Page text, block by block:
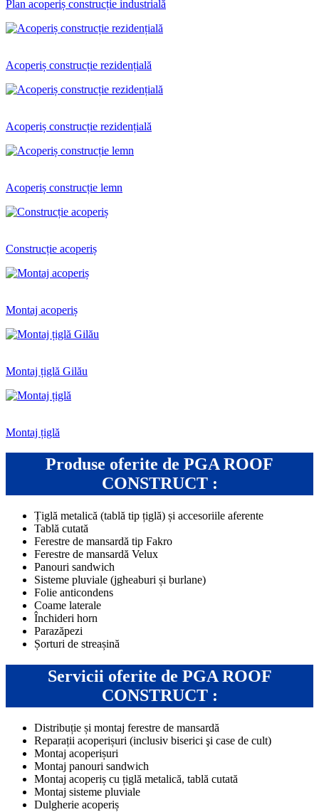
Plan acoperiș construcție industrială
Acoperiș construcție rezidențială
Acoperiș construcție rezidențială
Acoperiș construcție lemn
Construcție acoperiș
Montaj acoperiș
Montaj țiglă Gilău
Montaj țiglă
Produse oferite de PGA ROOF
CONSTRUCT :
Țiglă metalică (tablă tip țiglă) și accesoriile aferente
Tablă cutată
Ferestre de mansardă tip Fakro
Ferestre de mansardă Velux
Panouri sandwich
Sisteme pluviale (jgheaburi și burlane)
Folie anticondens
Coame laterale
Închideri horn
Parazăpezi
Șorturi de streașină
Servicii oferite de PGA ROOF
CONSTRUCT :
Distribuție și montaj ferestre de mansardă
Reparații acoperișuri (inclusiv biserici şi case de cult)
Montaj acoperișuri
Montaj panouri sandwich
Montaj acoperiș cu țiglă metalică, tablă cutată
Montaj sisteme pluviale
Dulgherie acoperiș